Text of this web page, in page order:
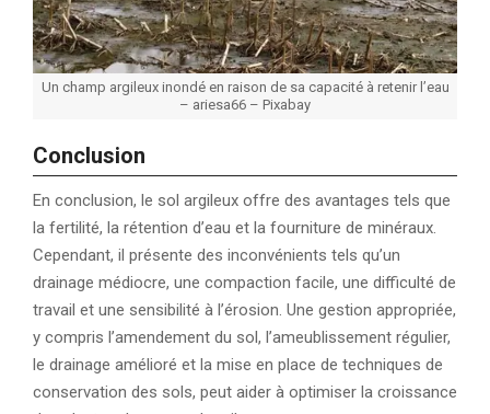
Un champ argileux inondé en raison de sa capacité à retenir l’eau
– ariesa66 – Pixabay
Conclusion
En conclusion, le sol argileux offre des avantages tels que
la fertilité, la rétention d’eau et la fourniture de minéraux.
Cependant, il présente des inconvénients tels qu’un
drainage médiocre, une compaction facile, une difficulté de
travail et une sensibilité à l’érosion. Une gestion appropriée,
y compris l’amendement du sol, l’ameublissement régulier,
le drainage amélioré et la mise en place de techniques de
conservation des sols, peut aider à optimiser la croissance